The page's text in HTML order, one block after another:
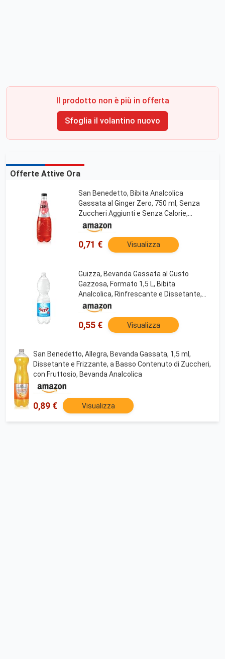
Il prodotto non è più in offerta
Sfoglia il volantino nuovo
Offerte Attive Ora
San Benedetto, Bibita Analcolica
Gassata al Ginger Zero, 750 ml, Senza
Zuccheri Aggiunti e Senza Calorie,
Rinfrescante e Leggera
0,71 € Visualizza
Guizza, Bevanda Gassata al Gusto
Gazzosa, Formato 1,5 L, Bibita
Analcolica, Rinfrescante e Dissetante,
Gusto Dolce e Frizzante
0,55 € Visualizza
San Benedetto, Allegra, Bevanda Gassata, 1,5 ml,
Dissetante e Frizzante, a Basso Contenuto di Zuccheri,
con Fruttosio, Bevanda Analcolica
0,89 € Visualizza